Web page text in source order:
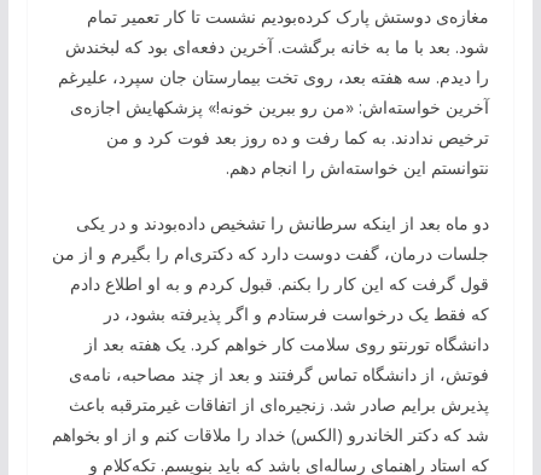
مغازه‌ی دوستش پارک کرده‌بودیم نشست تا کار تعمیر تمام
شود. بعد با ما به خانه برگشت. آخرین دفعه‌ای بود که لبخندش
را دیدم. سه هفته بعد، روی تخت بیمارستان جان سپرد، علیرغم
آخرین خواسته‌اش: «من رو ببرین خونه!» پزشکهایش اجازه‌ی
ترخیص ندادند. به کما رفت و ده روز بعد فوت کرد و من
نتوانستم این خواسته‌اش را انجام دهم.
دو ماه بعد از اینکه سرطانش را تشخیص داده‌بودند و در یکی
جلسات درمان، گفت دوست دارد که دکتری‌ام را بگیرم و از من
قول گرفت که این کار را بکنم. قبول کردم و به او اطلاع دادم
که فقط یک درخواست فرستادم و اگر پذیرفته بشود، در
دانشگاه تورنتو روی سلامت کار خواهم کرد. یک هفته بعد از
فوتش، از دانشگاه تماس گرفتند و بعد از چند مصاحبه، نامه‌ی
پذیرش برایم صادر شد. زنجیره‌ای از اتفاقات غیرمترقبه باعث
شد که دکتر الخاندرو (الکس) خداد را ملاقات کنم و از او بخواهم
که استاد راهنمای رساله‌ای باشد که باید بنویسم. تکه‌کلام و